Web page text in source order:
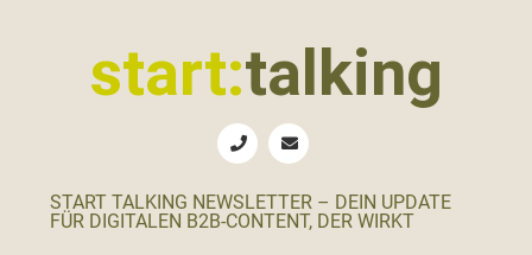
start:talking
B2B-START TALKING NEWSLETTER – DEIN UPDATE
FÜR DIGITALEN B2B-CONTENT, DER WIRKT